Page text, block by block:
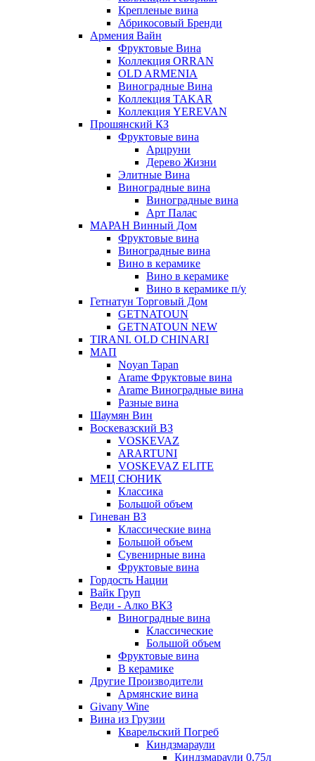
Крепленые вина
Абрикосовый Бренди
Армения Вайн
Фруктовые Вина
Коллекция ORRAN
OLD ARMENIA
Виноградные Вина
Коллекция TAKAR
Коллекция YEREVAN
Прошянский КЗ
Фруктовые вина
Арцруни
Дерево Жизни
Элитные Вина
Виноградные вина
Виноградные вина
Арт Палас
МАРАН Винный Дом
Фруктовые вина
Виноградные вина
Вино в керамике
Вино в керамике
Вино в керамике п/у
Гетнатун Торговый Дом
GETNATOUN
GETNATOUN NEW
TIRANI. OLD CHINARI
МАП
Noyan Tapan
Arame Фруктовые вина
Arame Виноградные вина
Разные вина
Шаумян Вин
Воскевазский ВЗ
VOSKEVAZ
ARARTUNI
VOSKEVAZ ELITE
МЕЦ СЮНИК
Классика
Большой объем
Гиневан ВЗ
Классические вина
Большой объем
Сувенирные вина
Фруктовые вина
Гордость Нации
Вайк Груп
Веди - Алко ВКЗ
Виноградные вина
Классические
Большой объем
Фруктовые вина
В керамике
Другие Производители
Армянские вина
Givany Wine
Вина из Грузии
Кварельский Погреб
Киндзмараули
Киндзмараули 0,75л